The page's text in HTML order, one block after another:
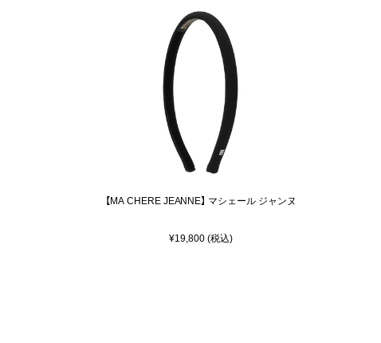
【MA CHERE JEANNE】 マシェール ジャンヌ
¥19,800 (税込)